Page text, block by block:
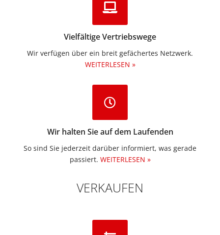
Vielfältige Vertriebswege
Wir verfügen über ein breit gefächertes Netzwerk.
WEITERLESEN »
Wir halten Sie auf dem Laufenden
So sind Sie jederzeit darüber informiert, was gerade
passiert. WEITERLESEN »
VERKAUFEN